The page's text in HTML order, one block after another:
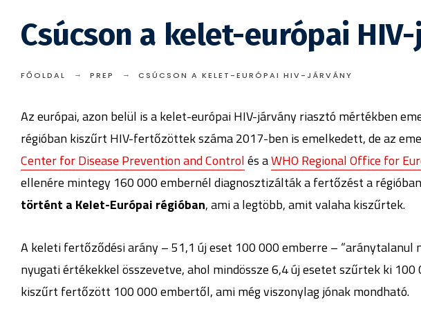
Csúcson a kelet-európai
FŐOLDAL PREP CSÚCSON A KELET-EURÓPAI HIV-JÁRVÁNY
Az európai, azon belül is a kelet-európai HIV-járvány riasztó mértékben
régióban kiszűrt HIV-fertőzöttek száma 2017-ben is emelkedett, de az
Center for Disease Prevention and Controlés aWHO Regional Office for
ellenére mintegy 160 000 embernél diagnosztizálták a fertőzést a
történt a Kelet-Európai régióban, ami a legtöbb, amit valaha kiszűrtek.
A keleti fertőződési arány – 51,1 új eset 100 000 emberre – “aránytalanul
nyugati értékekkel összevetve, ahol mindössze 6,4 új esetet szűrtek ki
kiszűrt fertőzött 100 000 embertől, ami még viszonylag jónak mondható.